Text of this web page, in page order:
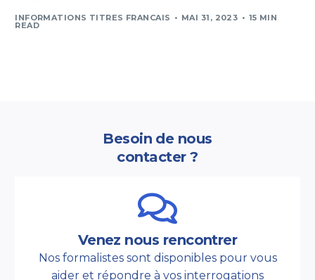
INFORMATIONS TITRES FRANCAIS MAI 31, 2023 15 MIN
READ
Besoin de nous
contacter ?
Venez nous rencontrer
Nos formalistes sont disponibles pour vous
aider et répondre à vos interrogations